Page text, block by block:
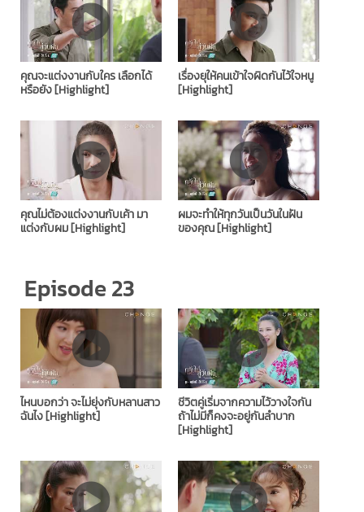
คุณจะแต่งงานกับใคร เลือกได้
หรือยัง​ [Highlight]
เรื่องยุให้คนเข้าใจผิดกันไว้ใจหนู
[Highlight]
คุณไม่ต้องแต่งงานกับเค้า มา
แต่งกับผม [Highlight]
ผมจะทำให้ทุกวันเป็นวันในฝัน
ของคุณ​ [Highlight]
Episode 23
ไหนบอกว่า จะไม่ยุ่งกับหลานสาว
ฉันไง [Highlight]
ชีวิตคู่เริ่มจากความไว้วางใจกัน
ถ้าไม่มีก็คงจะอยู่กันลำบาก
[Highlight]